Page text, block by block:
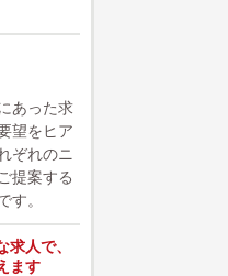
あった求
望をヒア
ぞれのニ
提案する
す。
人で、
ます